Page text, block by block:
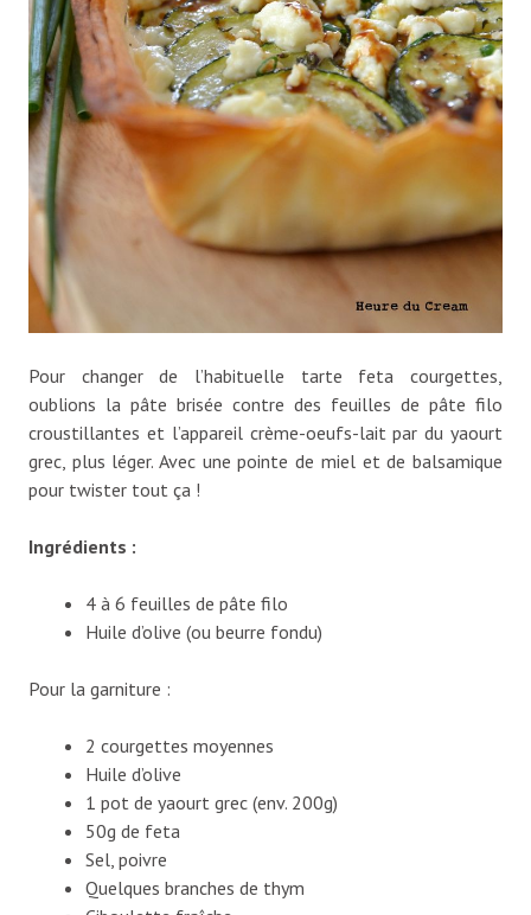
Pour changer de l’habituelle tarte feta courgettes,
oublions la pâte brisée contre des feuilles de pâte filo
croustillantes et l’appareil crème-oeufs-lait par du yaourt
grec, plus léger. Avec une pointe de miel et de balsamique
pour twister tout ça !
Ingrédients :
4 à 6 feuilles de pâte filo
Huile d’olive (ou beurre fondu)
Pour la garniture :
2 courgettes moyennes
Huile d’olive
1 pot de yaourt grec (env. 200g)
50g de feta
Sel, poivre
Quelques branches de thym